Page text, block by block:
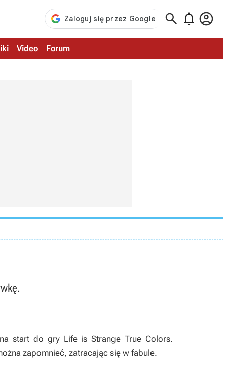
  
Video Forum
start do gry Life is Strange True Colors.
zapomnieć, zatracając się w fabule.